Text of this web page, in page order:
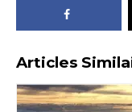
Articles